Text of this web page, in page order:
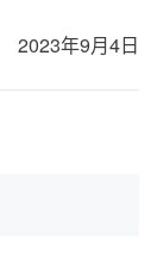
2023年9月4日